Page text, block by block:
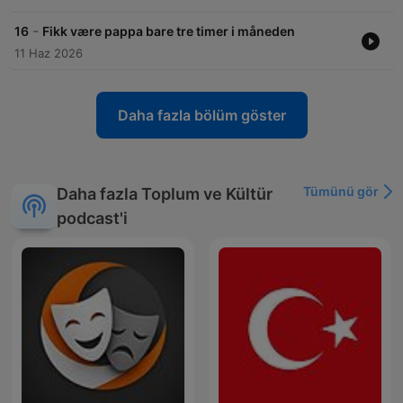
16 - Fikk være pappa bare tre timer i måneden
11 Haz 2026
Daha fazla bölüm göster
Daha fazla Toplum ve Kültür
podcast'i
Tümünü gör